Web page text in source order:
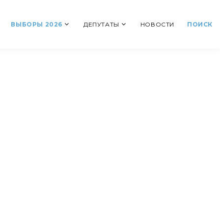
ВЫБОРЫ 2026 ДЕПУТАТЫ НОВОСТИ ПОИСК